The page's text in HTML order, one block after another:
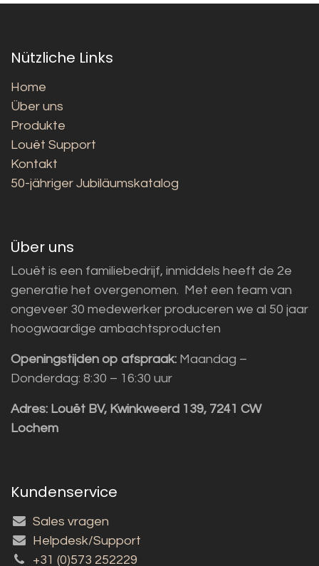
Nützliche Links
Home
Über uns
Produkte
Louët Support
Kontakt
50-jähriger Jubiläumskatalog
Über uns
Louët is een familiebedrijf, inmiddels heeft de 2e
generatie het overgenomen. Met een team van
ongeveer 30 medewerker produceren we al 50 jaar
hoogwaardige ambachtsproducten
Openingstijden op afspraak: Maandag –
Donderdag: 8:30 – 16:30 uur
Adres: Louët BV, Kwinkweerd 139, 7241 CW
Lochem
Kundenservice
Sales vragen
Helpdesk/Support
+31 (0)573 252229